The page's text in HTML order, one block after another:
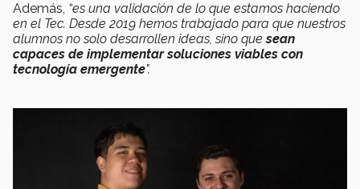
Además, “es una validación de lo que estamos haciendo
en el Tec. Desde 2019 hemos trabajado para que nuestros
alumnos no solo desarrollen ideas, sino quesean
capaces de implementar soluciones viables con
tecnología emergente".